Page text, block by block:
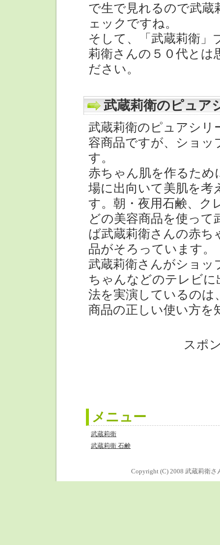
で生で見れるので武蔵
ェックですね。
そして、「武蔵莉衛」
莉衛さんの５０代と
ださい。
武蔵莉衛のピュア
武蔵莉衛のピュアシリ
容商品ですが、ショ
す。
赤ちゃん肌を作るため
場に出向いて美肌を考
す。朝・夜用石鹸、ク
どの美容商品を使って
ば武蔵莉衛さんの赤ち
品がそろっています。
武蔵莉衛さんがショ
ちゃんなどのテレビ
法を実演しているのは
商品の正しい使い方を
スポ
メニュー
武蔵莉衛
武蔵莉衛 石鹸
Copyright (C) 2008 武蔵莉衛さ